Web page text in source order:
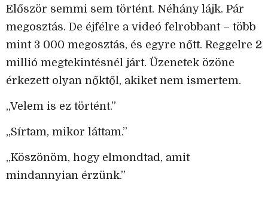
Először semmi sem történt. Néhány lájk. Pár
megosztás. De éjfélre a videó felrobbant – több
mint 3 000 megosztás, és egyre nőtt. Reggelre 2
millió megtekintésnél járt. Üzenetek özöne
érkezett olyan nőktől, akiket nem ismertem.
„Velem is ez történt.”
„Sírtam, mikor láttam.”
„Köszönöm, hogy elmondtad, amit
mindannyian érzünk.”